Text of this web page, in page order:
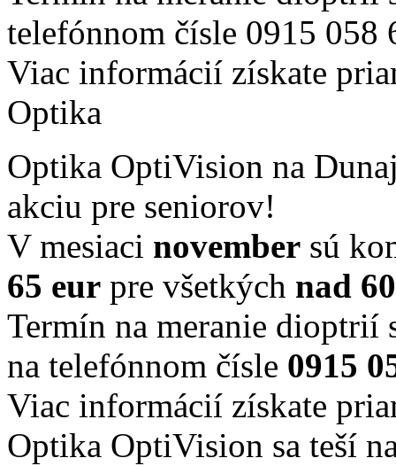
telefónnom čísle 0915 058
Viac informácií získate
Optika
Optika OptiVision na
akciu pre seniorov!
V mesiaci november sú
65 eur pre všetkých nad
Termín na meranie dioptrií
na telefónnom čísle 0915
Viac informácií získate
Optika OptiVision sa teší